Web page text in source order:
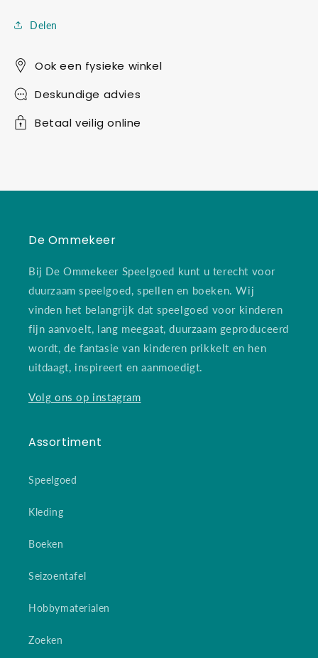
Delen
Ook een fysieke winkel
Deskundige advies
Betaal veilig online
De Ommekeer
Bij De Ommekeer Speelgoed kunt u terecht voor
duurzaam speelgoed, spellen en boeken. Wij
vinden het belangrijk dat speelgoed voor kinderen
fijn aanvoelt, lang meegaat, duurzaam geproduceerd
wordt, de fantasie van kinderen prikkelt en hen
uitdaagt, inspireert en aanmoedigt.
Volg ons op instagram
Assortiment
Speelgoed
Kleding
Boeken
Seizoentafel
Hobbymaterialen
Zoeken